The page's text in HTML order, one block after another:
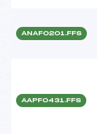
ANAF0201.FFS
AAPF0431.FFS